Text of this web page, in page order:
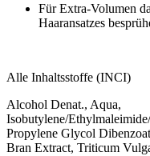
Für Extra-Volumen
Haaransatzes
Alle Inhaltsstoffe (INCI)
Alcohol Denat., Aqua,
Isobutylene/
Propylene Glycol
Bran Extract, Triticum